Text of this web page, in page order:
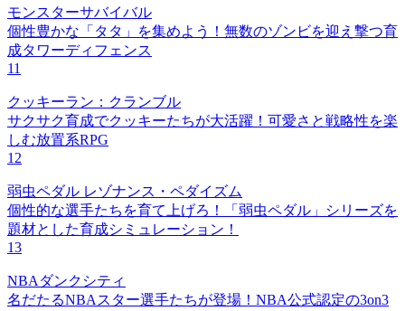
モンスターサバイバル
個性豊かな「タタ」を集めよう！無数のゾンビを迎え撃つ育
成タワーディフェンス
11
クッキーラン：クランブル
サクサク育成でクッキーたちが大活躍！可愛さと戦略性を楽
しむ放置系RPG
12
弱虫ペダル レゾナンス・ペダイズム
個性的な選手たちを育て上げろ！「弱虫ペダル」シリーズを
題材とした育成シミュレーション！
13
NBAダンクシティ
名だたるNBAスター選手たちが登場！NBA公式認定の3on3